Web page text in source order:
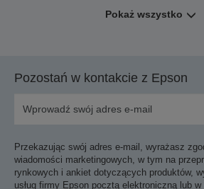
Pokaż wszystko
Pozostań w kontakcie z Epson
Przekazując swój adres e-mail, wyrażasz
wiadomości marketingowych, w tym na
rynkowych i ankiet dotyczących produktów,
usług firmy Epson pocztą elektroniczną lub